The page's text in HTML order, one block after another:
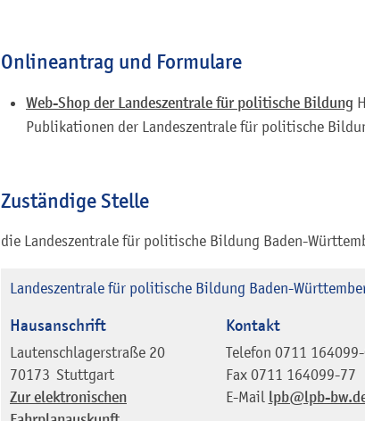
Onlineantrag und Formulare
Web-Shop der Landeszentrale für politische Bildung
Publikationen der Landeszentrale für politische
Zuständige Stelle
die Landeszentrale für politische Bildung Baden-
Landeszentrale für politische Bildung Baden-
Hausanschrift
Lautenschlagerstraße 20
70173 Stuttgart
Zur elektronischen
Kontakt
Telefon 0711
Fax 0711 164099-77
E-Mail lpb@lpb-